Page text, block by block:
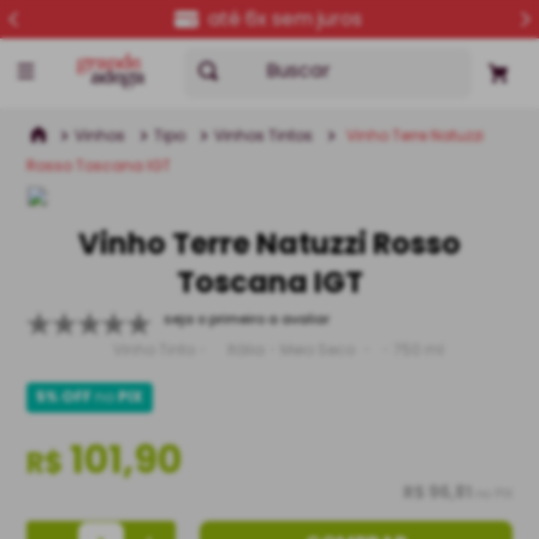
até 6x sem juros
Buscar
Vinhos Tipo Vinhos Tintos
Vinho Terre Natuzzi
Rosso Toscana IGT
Vinho Terre Natuzzi Rosso
Toscana IGT
seja o primeiro a avaliar
5% OFFnoPIX
R$101,90
R$ 96,81